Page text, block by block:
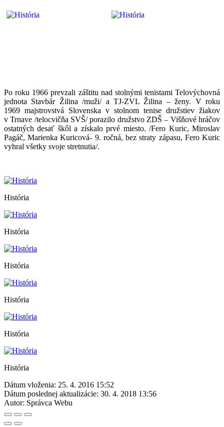
Po roku 1966 prevzali záštitu nad stolnými tenistami Telovýchovná
jednota Stavbár Žilina /muži/ a TJ-ZVL Žilina – ženy. V roku
1969 majstrovstvá Slovenska v stolnom tenise družstiev žiakov
v Trnave /telocvičňa SVŠ/ porazilo družstvo ZDŠ – Višňové hráčov
ostatných desať škôl a získalo prvé miesto. /Fero Kuric, Miroslav
Pagáč, Marienka Kuricová- 9. ročná, bez straty zápasu, Fero Kuric
vyhral všetky svoje stretnutia/.
História
História
História
História
História
História
Dátum vloženia: 25. 4. 2016 15:52
Dátum poslednej aktualizácie: 30. 4. 2018 13:56
Autor: Správca Webu